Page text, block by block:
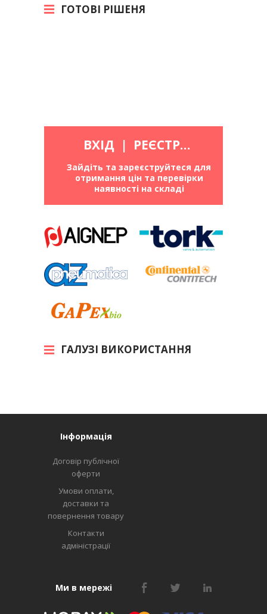
ГОТОВІ РІШЕНЯ
ВХІД | РЕЄСТРАЦІЯ
Зайдіть та зареєструйтеся для
отримання цін та перевірки
наявності на складі
ГАЛУЗІ ВИКОРИСТАННЯ
Інформація
Договір публічної
оферти
Умови оплати,
доставки та
повернення товару
Контакти
адміністрації
Ми в мережі